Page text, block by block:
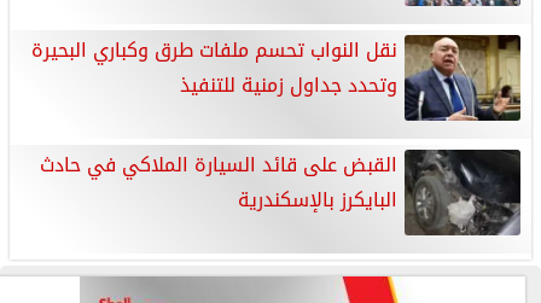
نقل النواب تحسم ملفات طرق وكباري البحيرة
وتحدد جداول زمنية للتنفيذ
القبض على قائد السيارة الملاكي في حادث
البايكرز بالإسكندرية